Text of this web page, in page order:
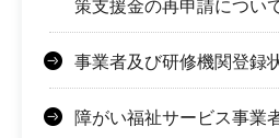
策支援金の再申請につい
事業者及び研修機関登録
障がい福祉サービス事業